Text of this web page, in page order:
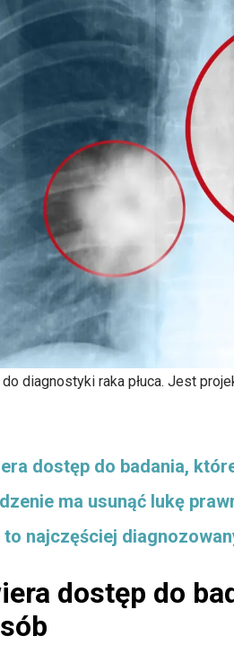
diagnostyki raka płuca. Jest
dostęp do badania,
ma usunąć lukę
to najczęściej
dostęp do